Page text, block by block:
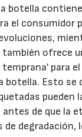
botella contiene
el consumidor
ofrece
para
botella. Esto se
pueden
de que la
degradación,